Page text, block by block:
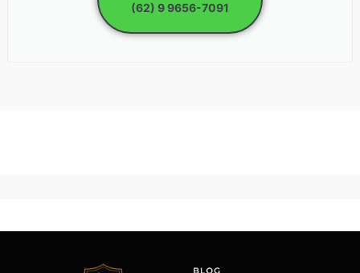
(62) 9 9656-7091